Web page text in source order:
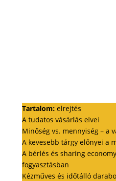
Tartalom: elrejtés
A tudatos vásárlás elvei
Minőség vs. mennyiség – a
A kevesebb tárgy előnyei a
A bérlés és sharing
fogyasztásban
Kézműves és időtálló